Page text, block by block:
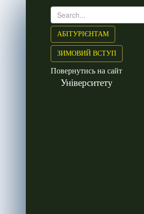
АБІТУРІЄНТАМ
ЗИМОВИЙ ВСТУП
Повернутись на сайт
Університету